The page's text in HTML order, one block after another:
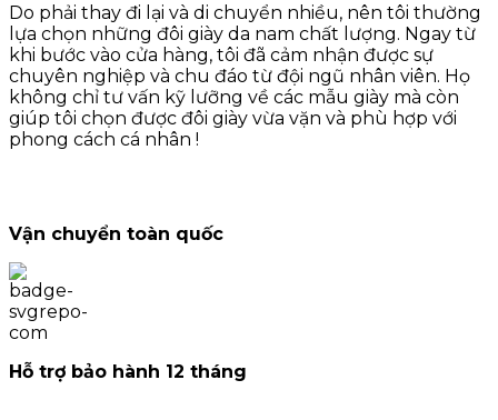
Do phải thay đi lại và di chuyển nhiều, nên tôi thường
lựa chọn những đôi giày da nam chất lượng. Ngay từ
khi bước vào cửa hàng, tôi đã cảm nhận được sự
chuyên nghiệp và chu đáo từ đội ngũ nhân viên. Họ
không chỉ tư vấn kỹ lưỡng về các mẫu giày mà còn
giúp tôi chọn được đôi giày vừa vặn và phù hợp với
phong cách cá nhân !
Vận chuyển toàn quốc
Hỗ trợ bảo hành 12 tháng